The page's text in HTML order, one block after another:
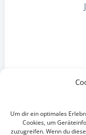
Um dir ein optimales
Cookies, um
zuzugreifen. Wenn du